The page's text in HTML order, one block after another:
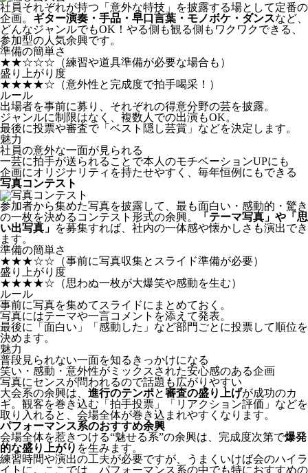
社員それぞれが持つ「意外な特技」を披露する場として定番の
企画。 ギター演奏・手品・早口言葉・モノボケ・ダンスなど、
どんなジャンルでもOK！やる側も観る側もワクワクできる、
参加型の人気余興です。
準備の簡単さ
★★☆☆☆ （練習や道具準備が必要な場合も）
盛り上がり度
★★★★☆ （意外性と完成度で拍手喝采！）
ルール
出場者を事前に募り、それぞれの得意分野の芸を披露。
ジャンルに制限はなく、複数人での出演もOK。
最後に投票や審査で「ベスト隠し芸賞」などを決定します。
魅力
社員の意外な一面が見られる
一芸に拍手が送られることで本人のモチベーションUPにも
企画にオリジナリティを持たせやすく、毎年恒例にもできる
写真コンテスト
参加者から集めた写真を披露して、最も面白い・感動的・驚き
の一枚を決めるコンテスト形式の余興。
「テーマ写真」や「思
い出写真」 を募集すれば、社内の一体感や懐かしさも演出でき
ます。
準備の簡単さ
★★★☆☆ （事前に写真収集とスライド準備が必要）
盛り上がり度
★★★★☆ （思わぬ一枚が大爆笑や感動を生む）
ルール
事前に写真を集めてスライドにまとめておく。
写真にはテーマや一言コメントを添えて発表。
最後に「面白い」「感動した」など部門ごとに投票して順位を
決めます。
魅力
普段見られない一面を知るきっかけになる
笑い・感動・意外性がミックスされた安心感のある企画
写真にセンスが問われるので話題も広がりやすい
大会系の余興は、 進行のテンポと審査の盛り上げが成功のカ
ギ。観客を巻き込む「拍手投票」「リアクション評価」などを
取り入れると、会場全体が巻き込まれやすくなります。
パフォーマンス系のおすすめ余興
会場全体を惹きつける“魅せる系”の余興は、完成度次第で爆発
的な盛り上がり を生みます。
練習時間や演出の工夫が必要ですが、うまくいけば会のハイラ
イトに。ここでは、パフォーマンス系の中でも特におすすめの